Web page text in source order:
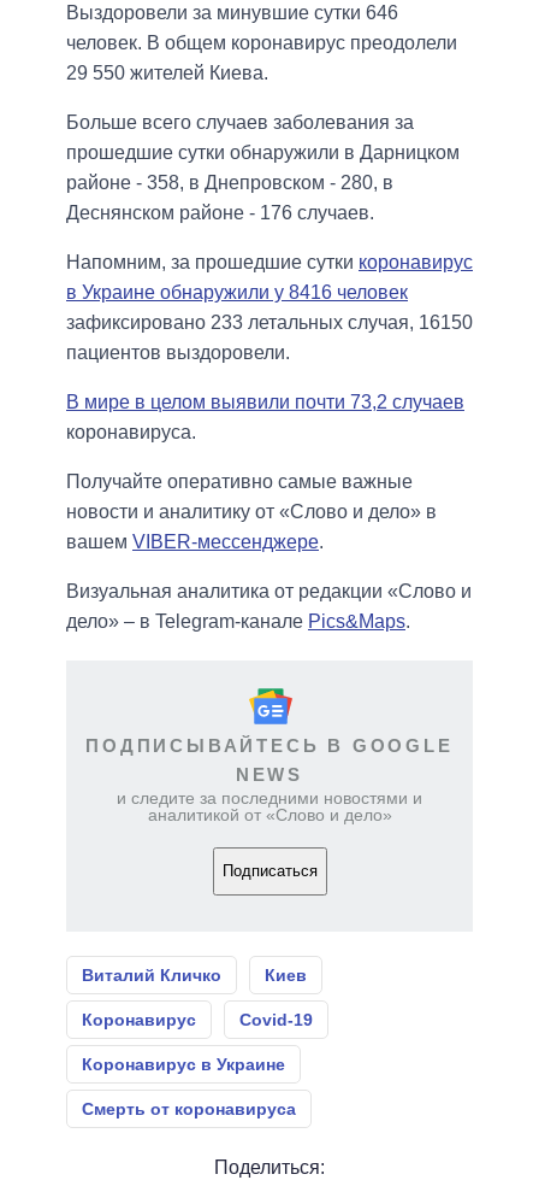
Выздоровели за минувшие сутки 646
человек. В общем коронавирус преодолели
29 550 жителей Киева.
Больше всего случаев заболевания за
прошедшие сутки обнаружили в Дарницком
районе - 358, в Днепровском - 280, в
Деснянском районе - 176 случаев.
Напомним, за прошедшие сутки коронавирус
в Украине обнаружили у 8416 человек
зафиксировано 233 летальных случая, 16150
пациентов выздоровели.
В мире в целом выявили почти 73,2 случаев
коронавируса.
Получайте оперативно самые важные
новости и аналитику от «Слово и дело» в
вашем VIBER-мессенджере.
Визуальная аналитика от редакции «Слово и
дело» – в Telegram-канале Pics&Maps.
ПОДПИСЫВАЙТЕСЬ В GOOGLE
NEWS
и следите за последними новостями и
аналитикой от «Слово и дело»
Подписаться
Виталий Кличко Киев
Коронавирус Covid-19
Коронавирус в Украине
Смерть от коронавируса
Поделиться: